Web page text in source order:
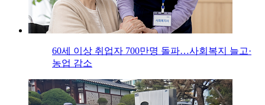
60세 이상 취업자 700만명 돌파…사회복지 늘고·
농업 감소